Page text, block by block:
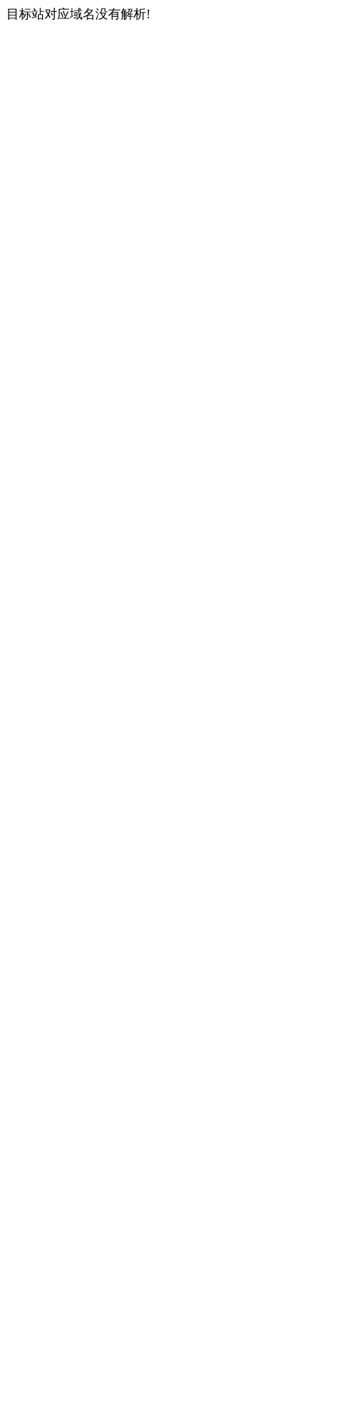
目标站对应域名没有解析!